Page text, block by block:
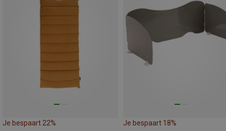
Je bespaart 22% Je bespaart 18%